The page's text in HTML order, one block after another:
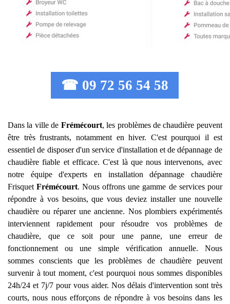
☎ 09 72 56 54 58
Dans la ville de Frémécourt, les problèmes de chaudière peuvent
être très frustrants, notamment en hiver. C'est pourquoi il est
essentiel de disposer d'un service d'installation et de dépannage de
chaudière fiable et efficace. C'est là que nous intervenons, avec
notre équipe d'experts en installation dépannage chaudière
FrisquetFrémécourt. Nous offrons une gamme de services pour
répondre à vos besoins, que vous deviez installer une nouvelle
chaudière ou réparer une ancienne. Nos plombiers expérimentés
interviennent rapidement pour résoudre vos problèmes de
chaudière, que ce soit pour une panne, une erreur de
fonctionnement ou une simple vérification annuelle. Nous
sommes conscients que les problèmes de chaudière peuvent
survenir à tout moment, c'est pourquoi nous sommes disponibles
24h/24 et 7j/7 pour vous aider. Nos délais d'intervention sont très
courts, nous nous efforçons de répondre à vos besoins dans les